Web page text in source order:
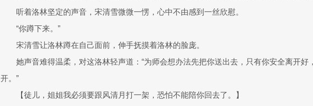
听着洛林坚定的声音，宋清雪微微一愣，心中不由感到一丝欣慰。
“你蹲下来。”
宋清雪让洛林蹲在自己面前，伸手抚摸着洛林的脸庞。
她声音难得温柔，对这洛林轻声道：“为师会想办法先把你送出去，只有你安全离开好
开。”
【徒儿，姐姐我必须要跟风清月打一架，恐怕不能陪你回去了。】